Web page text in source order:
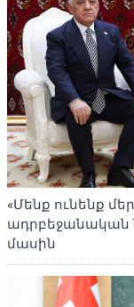
«Մենք ունենք
մասին